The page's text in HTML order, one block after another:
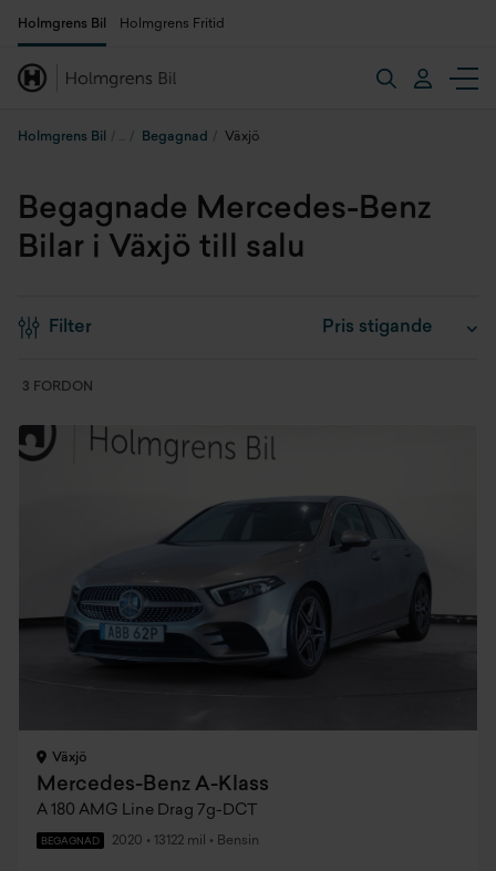
Holmgrens Bil Holmgrens Fritid
Holmgrens Bil Begagnad Växjö
Begagnade Mercedes-Benz
Bilar i Växjö till salu
Filter
3 FORDON
Växjö
Mercedes-Benz A-Klass
A 180 AMG Line Drag 7g-DCT
BEGAGNAD 2020 • 13122 mil • Bensin